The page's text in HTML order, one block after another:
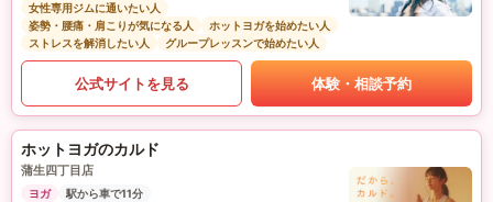
女性専用ジムに通いたい人
姿勢・腰痛・肩こりが気になる人
ホットヨガを始めたい人
ストレスを解消したい人
グループレッスンで始めたい人
公式サイトを見る 体験・相談予約
ホットヨガのカルド
蒲生四丁目店
ヨガ
駅から車で11分